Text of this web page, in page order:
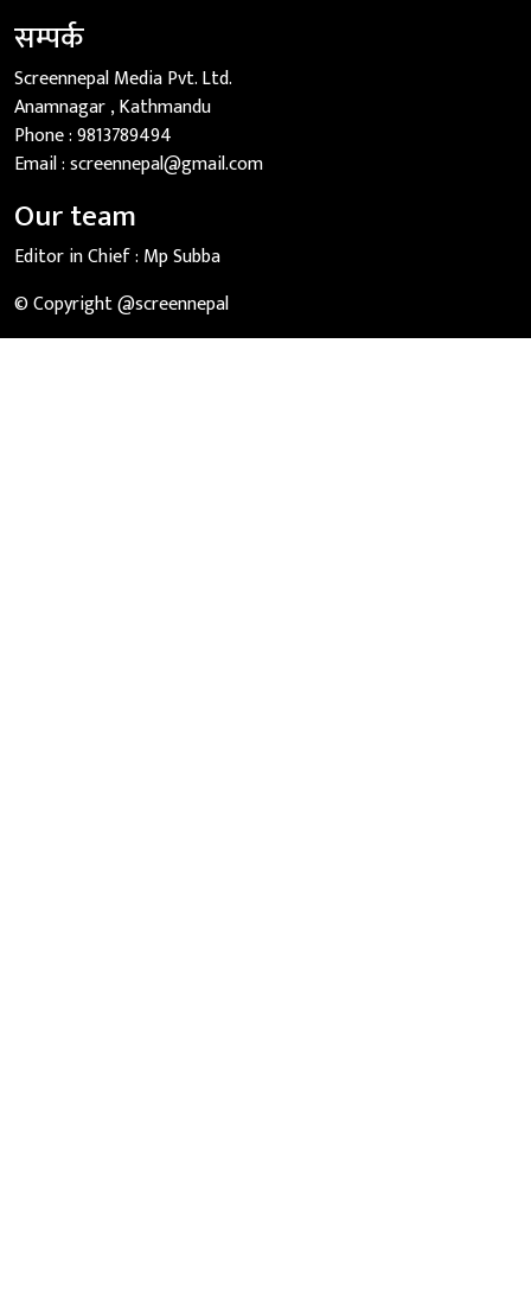
सम्पर्क
Screennepal Media Pvt. Ltd.
Anamnagar , Kathmandu
Phone :9813789494
Email :screennepal@gmail.com
Our team
Editor in Chief : Mp Subba
© Copyright @screennepal